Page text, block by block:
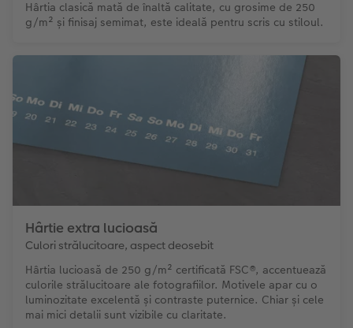
Hârtia clasică mată de înaltă calitate, cu grosime de 250
g/m² și finisaj semimat, este ideală pentru scris cu stiloul.
Hârtie extra lucioasă
Culori strălucitoare, aspect deosebit
Hârtia lucioasă de 250 g/m² certificată FSC®, accentuează
culorile strălucitoare ale fotografiilor. Motivele apar cu o
luminozitate excelentă și contraste puternice. Chiar și cele
mai mici detalii sunt vizibile cu claritate.